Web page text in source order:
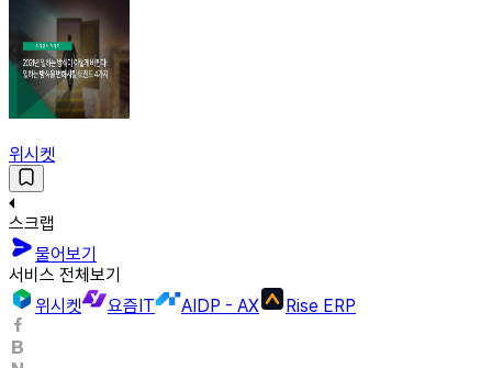
위시켓
스크랩
물어보기
서비스 전체보기
위시켓
요즘IT AIDP - AX Rise ERP